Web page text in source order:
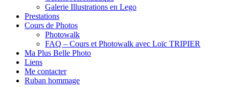
Galerie Illustrations en Lego
Prestations
Cours de Photos
Photowalk
FAQ – Cours et Photowalk avec Loïc TRIPIER
Ma Plus Belle Photo
Liens
Me contacter
Ruban hommage